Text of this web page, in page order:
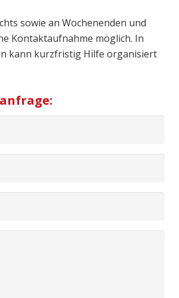
sowie an Wochenenden und
Kontaktaufnahme möglich. In
kann kurzfristig Hilfe organisiert